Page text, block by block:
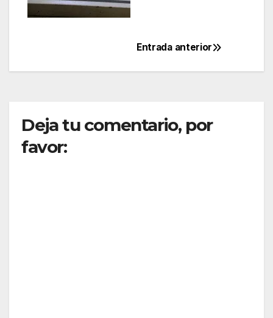
de
Entrada anterior
Deja tu comentario, por
favor: